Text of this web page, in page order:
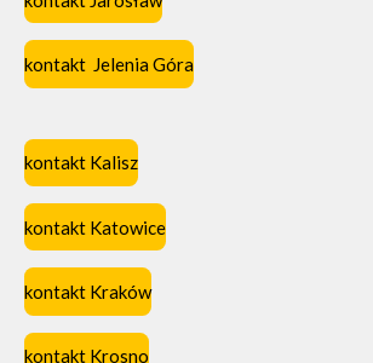
kontakt Jelenia Góra
kontakt Kalisz
kontakt Katowice
kontakt Kraków
kontakt Krosno